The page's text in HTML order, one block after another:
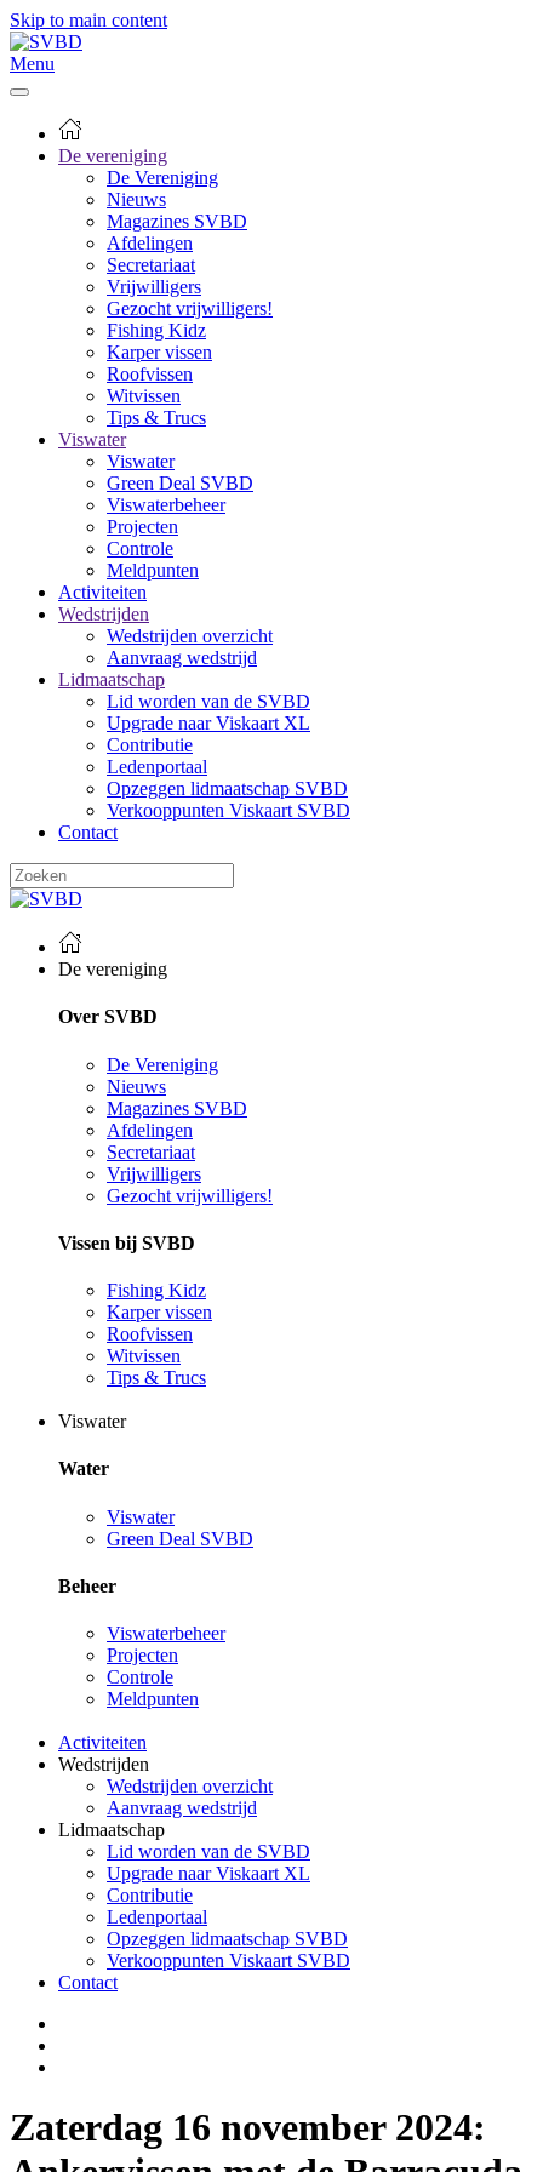
Skip to main content
Menu
De vereniging
De Vereniging
Nieuws
Magazines SVBD
Afdelingen
Secretariaat
Vrijwilligers
Gezocht vrijwilligers!
Fishing Kidz
Karper vissen
Roofvissen
Witvissen
Tips & Trucs
Viswater
Viswater
Green Deal SVBD
Viswaterbeheer
Projecten
Controle
Meldpunten
Activiteiten
Wedstrijden
Wedstrijden overzicht
Aanvraag wedstrijd
Lidmaatschap
Lid worden van de SVBD
Upgrade naar Viskaart XL
Contributie
Ledenportaal
Opzeggen lidmaatschap SVBD
Verkooppunten Viskaart SVBD
Contact
De vereniging
Over SVBD
De Vereniging
Nieuws
Magazines SVBD
Afdelingen
Secretariaat
Vrijwilligers
Gezocht vrijwilligers!
Vissen bij SVBD
Fishing Kidz
Karper vissen
Roofvissen
Witvissen
Tips & Trucs
Viswater
Water
Viswater
Green Deal SVBD
Beheer
Viswaterbeheer
Projecten
Controle
Meldpunten
Activiteiten
Wedstrijden
Wedstrijden overzicht
Aanvraag wedstrijd
Lidmaatschap
Lid worden van de SVBD
Upgrade naar Viskaart XL
Contributie
Ledenportaal
Opzeggen lidmaatschap SVBD
Verkooppunten Viskaart SVBD
Contact
Zaterdag 16 november 2024: